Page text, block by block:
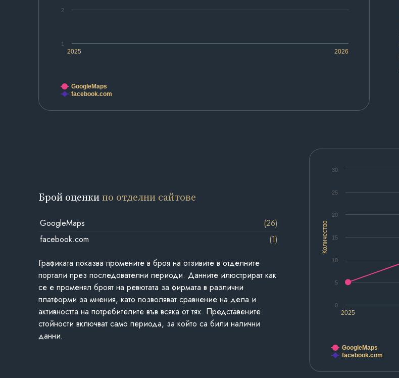
2025 2026
1
2
GoogleMaps
facebook.com
Количество
2025
0
5
10
15
20
25
30
GoogleMaps
facebook.com
Брой оценкипо отделни сайтове
GoogleMaps
(26)
facebook.com
(1)
Графиката показва промените в броя на отзивите в отделните
портали през последователни периоди. Данните илюстрират как
се е променял броят на ревютата за фирмата в различни
платформи за мнения, като позволяват сравнение на дела и
активността на потребителите във всяка от тях. Представените
стойности включват само периода, за който са били налични
данни.